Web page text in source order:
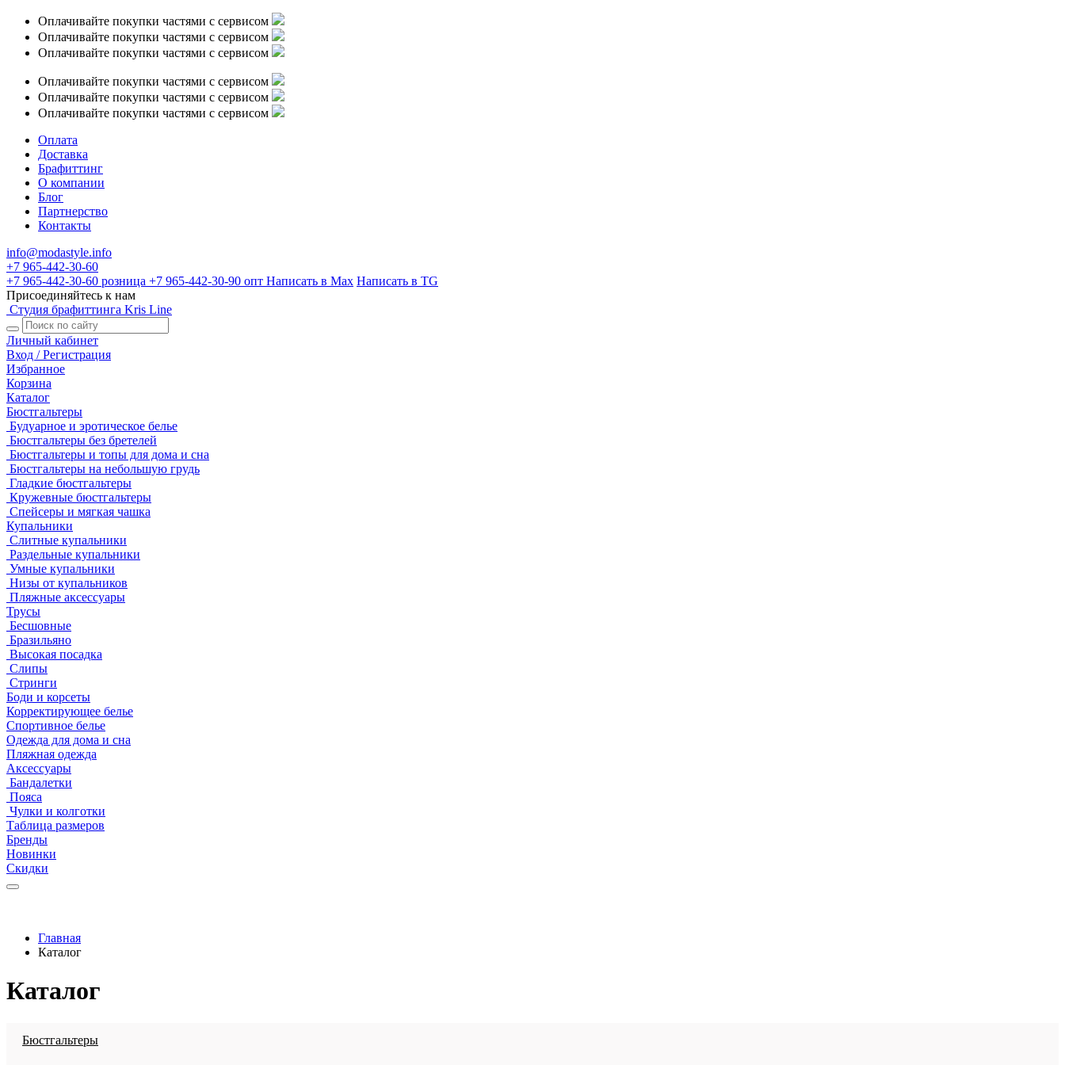
Оплачивайте покупки частями с сервисом
Оплачивайте покупки частями с сервисом
Оплачивайте покупки частями с сервисом
Оплачивайте покупки частями с сервисом
Оплачивайте покупки частями с сервисом
Оплачивайте покупки частями с сервисом
Оплата
Доставка
Брафиттинг
О компании
Блог
Партнерство
Контакты
info@modastyle.info
+7 965-442-30-60
+7 965-442-30-60 розница +7 965-442-30-90 опт Написать в Max Написать в TG
Присоединяйтесь к нам
Студия брафиттинга Kris Line
Личный кабинет
Вход / Регистрация
Избранное
Корзина
Каталог
Бюстгальтеры
Будуарное и эротическое белье
Бюстгальтеры без бретелей
Бюстгальтеры и топы для дома и сна
Бюстгальтеры на небольшую грудь
Гладкие бюстгальтеры
Кружевные бюстгальтеры
Спейсеры и мягкая чашка
Купальники
Слитные купальники
Раздельные купальники
Умные купальники
Низы от купальников
Пляжные аксессуары
Трусы
Бесшовные
Бразильяно
Высокая посадка
Слипы
Стринги
Боди и корсеты
Корректирующее белье
Спортивное белье
Одежда для дома и сна
Пляжная одежда
Аксессуары
Бандалетки
Пояса
Чулки и колготки
Таблица размеров
Бренды
Новинки
Скидки
Главная
Каталог
Каталог
Бюстгальтеры